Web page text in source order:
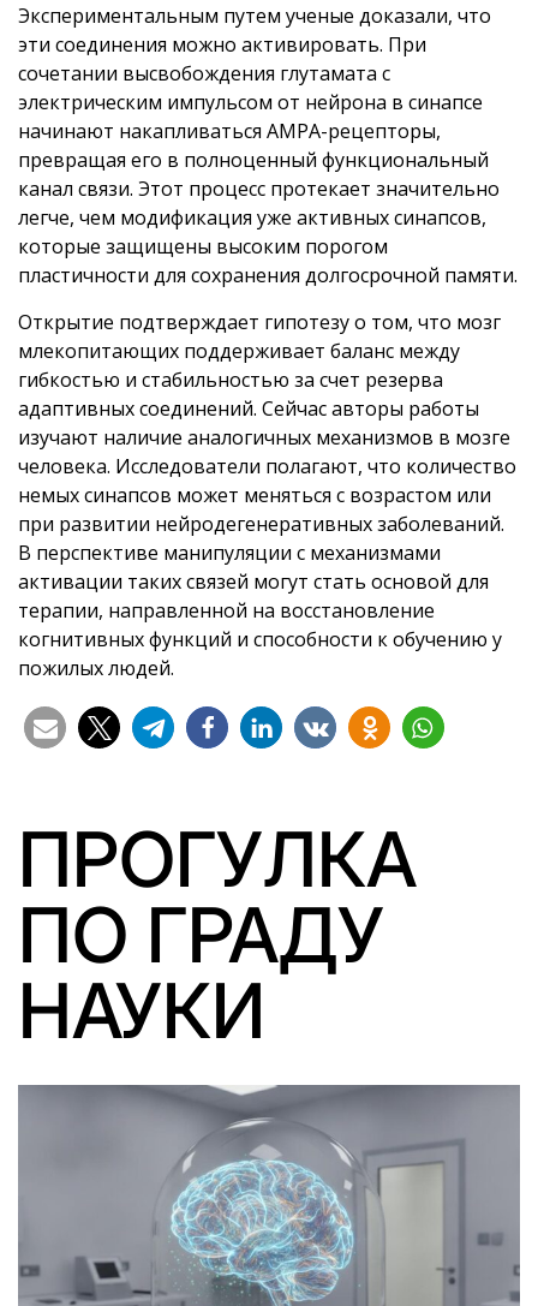
Экспериментальным путем ученые доказали, что
эти соединения можно активировать. При
сочетании высвобождения глутамата с
электрическим импульсом от нейрона в синапсе
начинают накапливаться AMPA-рецепторы,
превращая его в полноценный функциональный
канал связи. Этот процесс протекает значительно
легче, чем модификация уже активных синапсов,
которые защищены высоким порогом
пластичности для сохранения долгосрочной памяти.
Открытие подтверждает гипотезу о том, что мозг
млекопитающих поддерживает баланс между
гибкостью и стабильностью за счет резерва
адаптивных соединений. Сейчас авторы работы
изучают наличие аналогичных механизмов в мозге
человека. Исследователи полагают, что количество
немых синапсов может меняться с возрастом или
при развитии нейродегенеративных заболеваний.
В перспективе манипуляции с механизмами
активации таких связей могут стать основой для
терапии, направленной на восстановление
когнитивных функций и способности к обучению у
пожилых людей.
ПРОГУЛКА
ПО ГРАДУ
НАУКИ